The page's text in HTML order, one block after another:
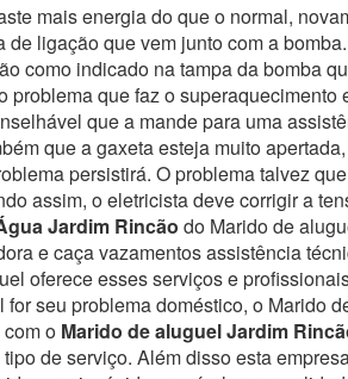
mais energia do que o normal,
ligação que vem junto com a
como indicado na tampa da bomba
problema que faz o
que a mande para uma
que a gaxeta esteja muito
persistirá. O problema talvez
assim, o eletricista deve corrigir a
Jardim Rincão do Marido de
e caça vazamentos assistência
oferece esses serviços e
for seu problema doméstico, o Marido
o Marido de aluguel Jardim
de serviço. Além disso esta